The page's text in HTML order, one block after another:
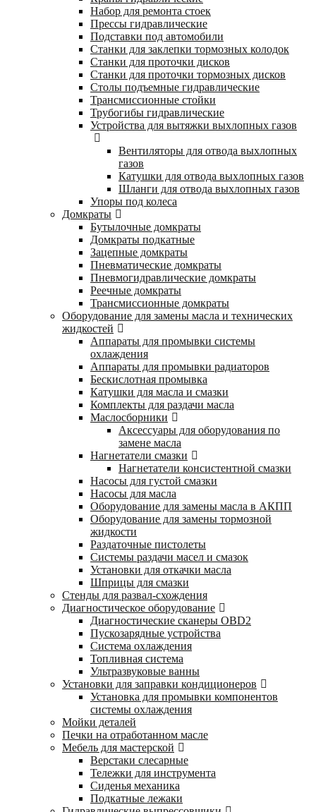
Набор для ремонта стоек
Прессы гидравлические
Подставки под автомобили
Станки для заклепки тормозных колодок
Станки для проточки дисков
Станки для проточки тормозных дисков
Столы подъемные гидравлические
Трансмиссионные стойки
Трубогибы гидравлические
Устройства для вытяжки выхлопных газов
Вентиляторы для отвода выхлопных
газов
Катушки для отвода выхлопных газов
Шланги для отвода выхлопных газов
Упоры под колеса
Домкраты
Бутылочные домкраты
Домкраты подкатные
Зацепные домкраты
Пневматические домкраты
Пневмогидравлические домкраты
Реечные домкраты
Трансмиссионные домкраты
Оборудование для замены масла и технических
жидкостей
Аппараты для промывки системы
охлаждения
Аппараты для промывки радиаторов
Бескислотная промывка
Катушки для масла и смазки
Комплекты для раздачи масла
Маслосборники
Аксессуары для оборудования по
замене масла
Нагнетатели смазки
Нагнетатели консистентной смазки
Насосы для густой смазки
Насосы для масла
Оборудование для замены масла в АКПП
Оборудование для замены тормозной
жидкости
Раздаточные пистолеты
Системы раздачи масел и смазок
Установки для откачки масла
Шприцы для смазки
Стенды для развал-схождения
Диагностическое оборудование
Диагностические сканеры OBD2
Пускозарядные устройства
Система охлаждения
Топливная система
Ультразвуковые ванны
Установки для заправки кондиционеров
Установка для промывки компонентов
системы охлаждения
Мойки деталей
Печки на отработанном масле
Мебель для мастерской
Верстаки слесарные
Тележки для инструмента
Сиденья механика
Подкатные лежаки